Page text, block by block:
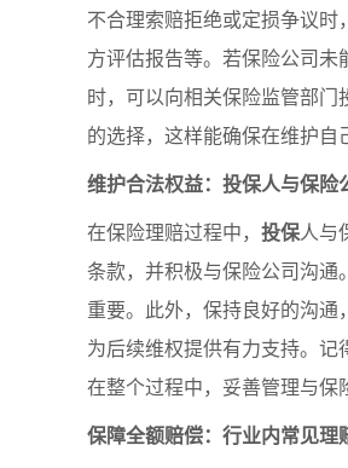
不合理索赔拒绝或定损争议
方评估报告等。若保险公司
时，可以向相关保险监管部
的选择，这样能确保在维护自
维护合法权益：投保人与保险
在保险理赔过程中， 投保人与
条款，并积极与保险公司沟
重要。此外，保持良好的沟
为后续维权提供有力支持。记
在整个过程中，妥善管理与保
保障全额赔偿：行业内常见理